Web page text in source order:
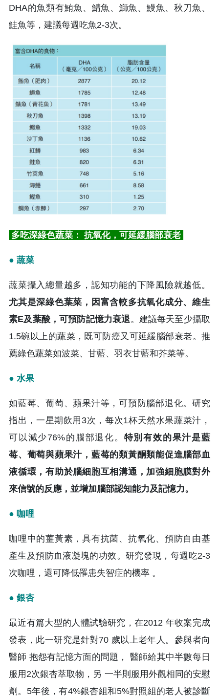
DHA的魚類有鮪魚、鯖魚、鰤魚、鰻魚、秋刀魚、
鮭魚等，建議每週吃魚2-3次。
多吃深綠色蔬菜： 抗氧化，可延緩腦部衰老
● 蔬菜
蔬菜攝入總量越多，認知功能的下降風險就越低。
尤其是深綠色葉菜，因富含較多抗氧化成分、維生
素E及葉酸，可預防記憶力衰退。建議每天至少攝取
1.5碗以上的蔬菜，既可防癌又可延緩腦部衰老。推
薦綠色蔬菜如波菜、甘藍、羽衣甘藍和芥菜等。
● 水果
如藍莓、葡萄、蘋果汁等，可預防腦部退化。研究
指出，一星期飲用3次，每次1杯天然水果蔬菜汁，
可以減少76%的腦部退化。 特別有效的果汁是藍
莓、葡萄與蘋果汁，藍莓的類黃酮類能促進腦部血
液循環，有助於腦細胞互相溝通，加強細胞膜對外
來信號的反應，並增加腦部認知能力及記憶力。
● 咖哩
咖哩中的薑黃素，具有抗菌、抗氧化、預防自由基
產生及預防血液凝塊的功效。研究發現，每週吃2-3
次咖哩，還可降低罹患失智症的機率 。
● 銀杏
最近有篇大型的人體試驗研究，在2012 年收案完成
發表，此一研究是針對70 歲以上老年人。參與者向
醫師 抱怨有記憶方面的問題， 醫師給其中半數每日
服用2次銀杏萃取物，另 一半則服用外觀相同的安慰
劑。5年後，有4%銀杏組和5%對照組的老人被診斷